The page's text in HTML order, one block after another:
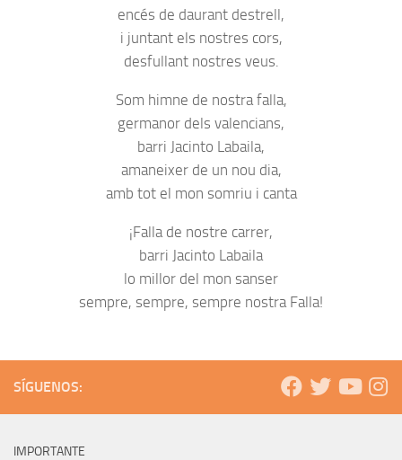
encés de daurant destrell,
i juntant els nostres cors,
desfullant nostres veus.
Som himne de nostra falla,
germanor dels valencians,
barri Jacinto Labaila,
amaneixer de un nou dia,
amb tot el mon somriu i canta
¡Falla de nostre carrer,
barri Jacinto Labaila
lo millor del mon sanser
sempre, sempre, sempre nostra Falla!
SÍGUENOS:
IMPORTANTE